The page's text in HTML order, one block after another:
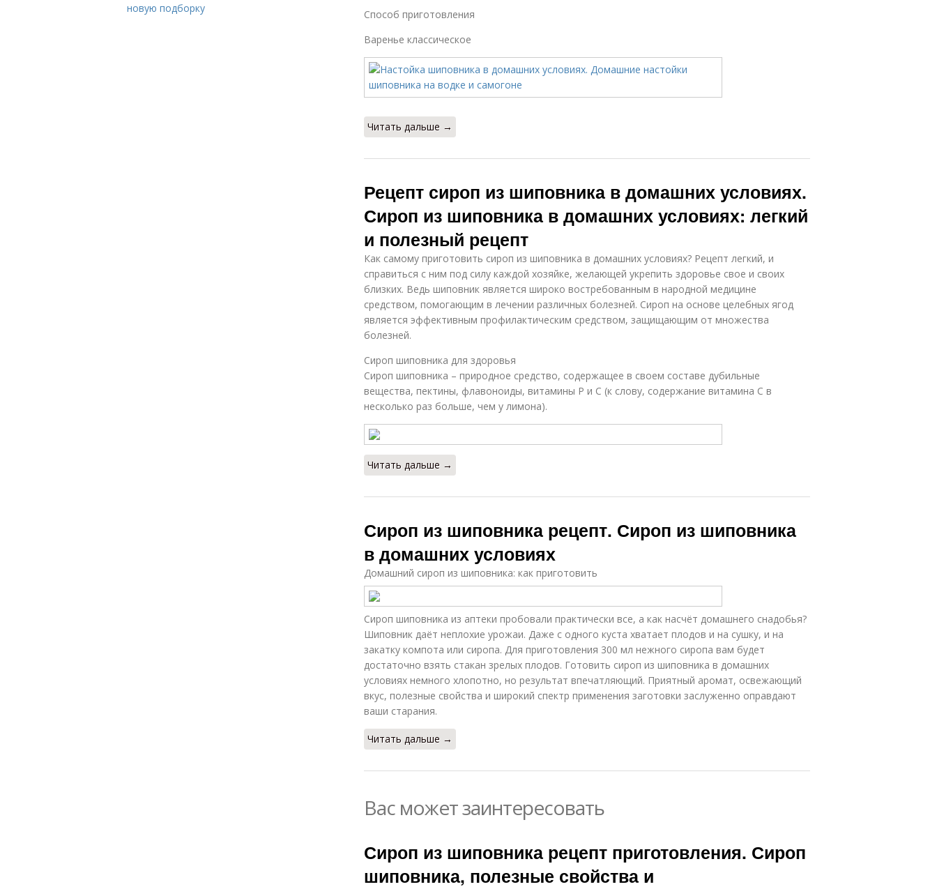
Способ приготовления
Варенье классическое
Читать дальше →
Рецепт сироп из шиповника в домашних условиях.
Сироп из шиповника в домашних условиях: легкий
и полезный рецепт
Как самому приготовить сироп из шиповника в домашних условиях? Рецепт легкий, и
справиться с ним под силу каждой хозяйке, желающей укрепить здоровье свое и своих
близких. Ведь шиповник является широко востребованным в народной медицине
средством, помогающим в лечении различных болезней. Сироп на основе целебных ягод
является эффективным профилактическим средством, защищающим от множества
болезней.
Сироп шиповника для здоровья
Сироп шиповника – природное средство, содержащее в своем составе дубильные
вещества, пектины, флавоноиды, витамины Р и С (к слову, содержание витамина С в
несколько раз больше, чем у лимона).
Читать дальше →
Сироп из шиповника рецепт. Сироп из шиповника
в домашних условиях
Домашний сироп из шиповника: как приготовить
Сироп шиповника из аптеки пробовали практически все, а как насчёт домашнего снадобья?
Шиповник даёт неплохие урожаи. Даже с одного куста хватает плодов и на сушку, и на
закатку компота или сиропа. Для приготовления 300 мл нежного сиропа вам будет
достаточно взять стакан зрелых плодов. Готовить сироп из шиповника в домашних
условиях немного хлопотно, но результат впечатляющий. Приятный аромат, освежающий
вкус, полезные свойства и широкий спектр применения заготовки заслуженно оправдают
ваши старания.
Читать дальше →
Вас может заинтересовать
Сироп из шиповника рецепт приготовления. Сироп
шиповника, полезные свойства и
новую подборку